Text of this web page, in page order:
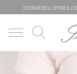
DERNIÈRES OFFRES